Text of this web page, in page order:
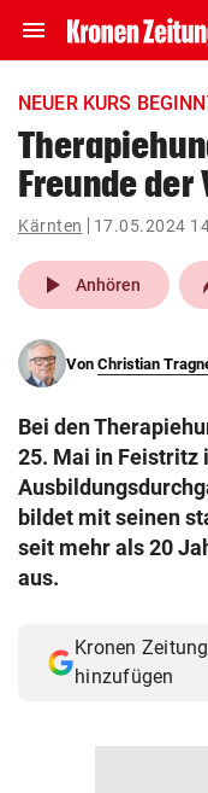
menu Navigation
ein-/ausklappen
account_circle Anmelden
pin_drop
Wien
search
eingeben
Muthgasse 2, 1190
NEUER KURS
Freunde der
Kärnten 17.05.2024
play_arrow Anhören
Von Christian
Bei den
25. Mai in Feistritz
bildet mit seinen
seit mehr als 20
aus.
Kronen
hinzufügen